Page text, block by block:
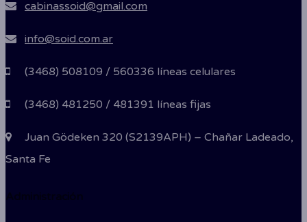
cabinassoid@gmail.com
info@soid.com.ar
(3468) 508109 / 560336 líneas celulares
(3468) 481250 / 481391 líneas fijas
Juan Gödeken 320 (S2139APH) – Chañar Ladeado,
Santa Fe